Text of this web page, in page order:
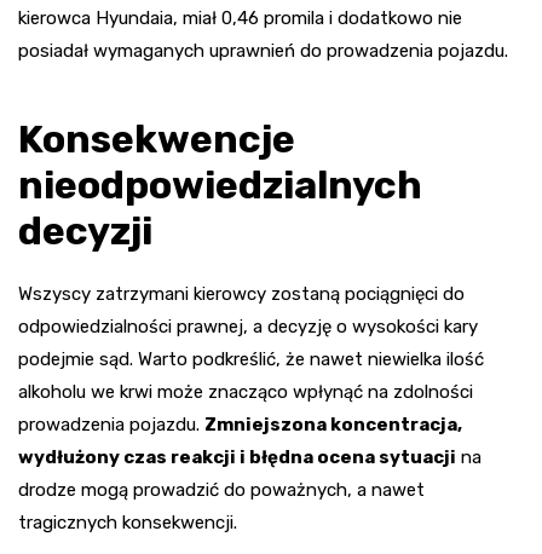
kierowca Hyundaia, miał 0,46 promila i dodatkowo nie
posiadał wymaganych uprawnień do prowadzenia pojazdu.
Konsekwencje
nieodpowiedzialnych
decyzji
Wszyscy zatrzymani kierowcy zostaną pociągnięci do
odpowiedzialności prawnej, a decyzję o wysokości kary
podejmie sąd. Warto podkreślić, że nawet niewielka ilość
alkoholu we krwi może znacząco wpłynąć na zdolności
prowadzenia pojazdu. Zmniejszona koncentracja,
wydłużony czas reakcji i błędna ocena sytuacji na
drodze mogą prowadzić do poważnych, a nawet
tragicznych konsekwencji.